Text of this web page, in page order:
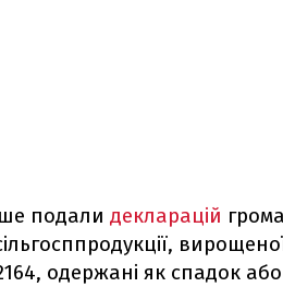
подали декларацій
одержані як спадок